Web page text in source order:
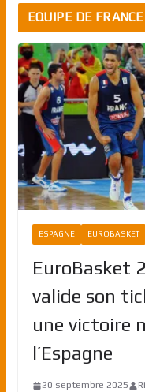
EQUIPE DE FRANCE
ESPAGNE EUROBASKET
EuroBasket
valide son
une victoire
l’Espagne
20 septembre 2025